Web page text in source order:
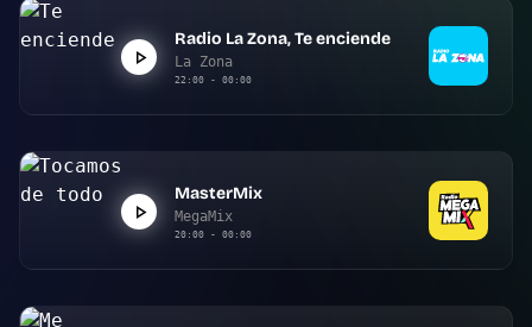
Radio La Zona, Te enciende
La Zona
22:00 - 00:00
MasterMix
MegaMix
20:00 - 00:00